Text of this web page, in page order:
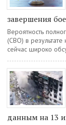
завершения
Вероятность
(СВО) в результате
сейчас широко
данным на 13